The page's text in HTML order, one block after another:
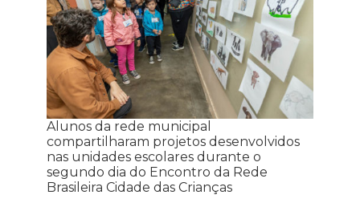
Alunos da rede municipal
compartilharam projetos desenvolvidos
nas unidades escolares durante o
segundo dia do Encontro da Rede
Brasileira Cidade das Crianças